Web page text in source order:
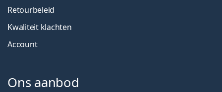
Retourbeleid
Kwaliteit klachten
Account
Ons aanbod